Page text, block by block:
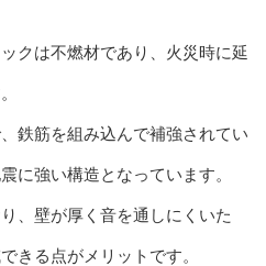
クは不燃材であり、火災時に延
鉄筋を組み込んで補強されてい
に強い構造となっています。
、壁が厚く音を通しにくいた
きる点がメリットです。